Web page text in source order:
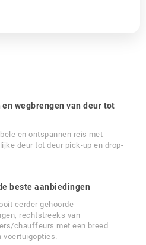
en wegbrengen van deur tot
en ontspannen reis met
deur tot deur pick-up en drop-
beste aanbiedingen
eerder gehoorde
rechtstreeks van
chauffeurs met een breed
voertuigopties.